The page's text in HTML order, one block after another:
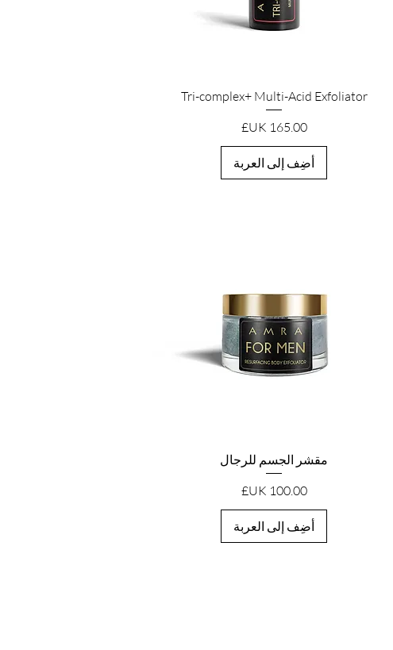
العرض السريع
Tri-complex+ Multi-Acid Exfoliator
السعر‏165.00 UK£
أضِف إلى العربة
العرض السريع
مقشر الجسم للرجال
السعر‏100.00 UK£
أضِف إلى العربة